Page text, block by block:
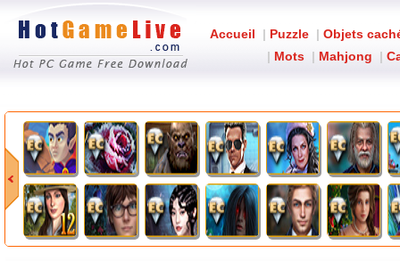
Accueil | Puzzle | Objets
| Mots | Mahjong |